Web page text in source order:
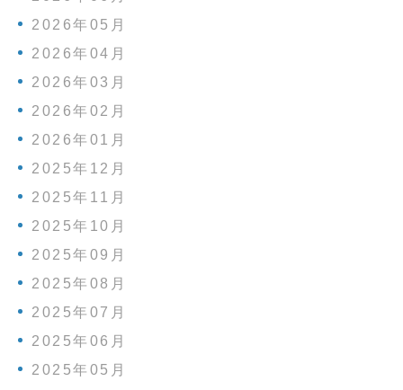
2026年05月
2026年04月
2026年03月
2026年02月
2026年01月
2025年12月
2025年11月
2025年10月
2025年09月
2025年08月
2025年07月
2025年06月
2025年05月